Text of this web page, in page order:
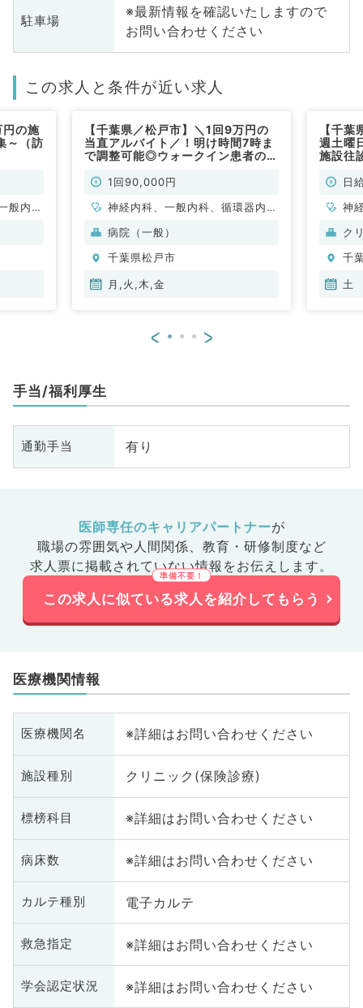
駐車場
※最新情報を確認いたしますので
お問い合わせください
この求人と条件が近い求人
円の施
～（訪
般内
【千葉県／松戸市】＼1回9万円の
当直アルバイト／！明け時間7時ま
で調整可能◎ウォークイン患者の対
日19時～翌8時のご勤務♪（内科系
1回90,000円
神経内科、一般内科、循環器内
科、呼吸器内科、消化器内科、内
内科、膠原病科
病院（一般）
千葉県松戸市
月,火,木,金
【千
週土曜
施設往
勤） 日
神
科
臓
科
ク
千
土
< >
手当/福利厚生
通勤手当 有り
医師専任のキャリアパートナーが
職場の雰囲気や人間関係、 教育・研修制度など
求人票に掲載されていない情報をお伝えします。
この求人に似ている求人を紹介してもらう
医療機関情報
医療機関名 ※詳細はお問い合わせください
施設種別 クリニック(保険診療)
標榜科目 ※詳細はお問い合わせください
病床数 ※詳細はお問い合わせください
カルテ種別 電子カルテ
救急指定 ※詳細はお問い合わせください
学会認定状況 ※詳細はお問い合わせください